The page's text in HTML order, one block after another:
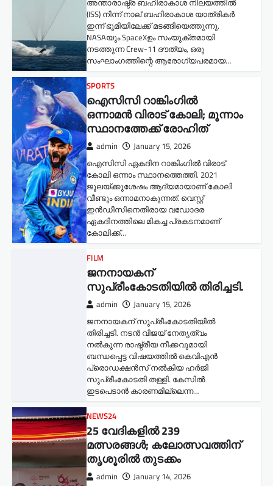
(ISS) നിന്ന് നാല് ബഹിരാകാശ യാത്രികർ
ഇന്ന് ഭൂമിയിലേക്ക് മടങ്ങിയെത്തുന്നു.
NASAയും SpaceXഉം സംയുക്തമായി
നടത്തുന്ന Crew-11 ദൗത്യം, ഒരു
സംഘാംഗത്തിന്റെ ആരോഗ്യപരമായ…
SPORTS
ഐസിസി റാങ്കിംഗിൽ
ഒന്നാമൻ വിരാട് കോലി; മൂന്നാം
സ്ഥാനത്തേക്ക് രോഹിത്
admin January 15, 2026
ഐസിസി ഏകദിന റാങ്കിംഗിൽ വിരാട്
കോലി ഒന്നാം സ്ഥാനത്തെത്തി. 2021
ജൂലയ്ക്കുശേഷം ആദ്യമായാണ് കോലി
വീണ്ടും ഒന്നാമനാകുന്നത്. വെസ്റ്റ്
ഇൻഡീസിനെതിരായ വഡോദര
ഏകദിനത്തിലെ മികച്ച പ്രകടനമാണ്
കോലിക്ക്…
FILM
ജനനായകന്
സുപ്രീംകോടതിയില്‍ തിരിച്ചടി.
admin January 15, 2026
ജനനായകന് സുപ്രീംകോടതിയില്‍
തിരിച്ചടി. നടൻ വിജയ് നേതൃത്വം
നൽകുന്ന രാഷ്ട്രീയ നീക്കവുമായി
ബന്ധപ്പെട്ട വിഷയത്തിൽ കെവിഎൻ
പ്രൊഡക്ഷൻസ് നൽകിയ ഹർജി
സുപ്രീംകോടതി തള്ളി. കേസിൽ
ഇടപെടാൻ കാരണമില്ലെന്ന…
NEWS24
25 വേദികളിൽ 239
മത്സരങ്ങൾ; കലോത്സവത്തിന്
തൃശൂരിൽ തുടക്കം
admin January 14, 2026